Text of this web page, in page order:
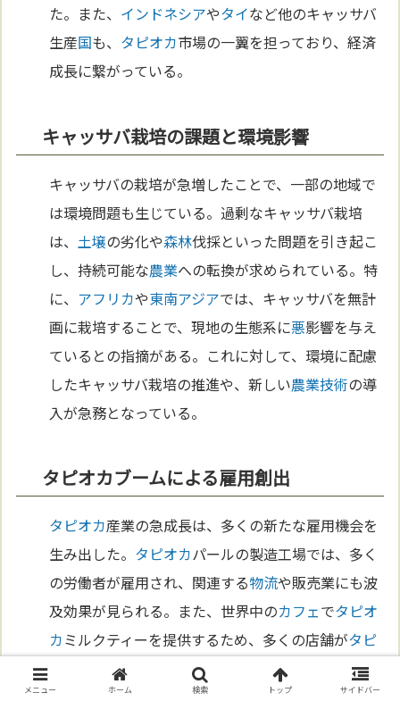
た。また、 インドネシアやタイなど他のキャッサバ
生産国も、 タピオカ市場の一翼を担っており、経済
成長に繋がっている。
キャッサバ栽培の課題と環境影響
キャッサバの栽培が急増したことで、一部の地域で
は環境問題も生じている。過剰なキャッサバ栽培
は、 土壌の劣化や森林伐採といった問題を引き起こ
し、持続可能な農業への転換が求められている。特
に、 アフリカや東南アジアでは、キャッサバを無計
画に栽培することで、現地の生態系に悪影響を与え
ているとの指摘がある。これに対して、環境に配慮
したキャッサバ栽培の推進や、新しい農業技術の導
入が急務となっている。
タピオカブームによる雇用創出
タピオカ産業の急成長は、多くの新たな雇用機会を
生み出した。 タピオカパールの製造工場では、多く
の労働者が雇用され、関連する物流や販売業にも波
及効果が見られる。また、世界中のカフェでタピオ
カミルクティーを提供するため、多くの店舗がタピ
の調理や販売に特化した従業員を採用してい
メニュー ホーム 検索 トップ サイドバー